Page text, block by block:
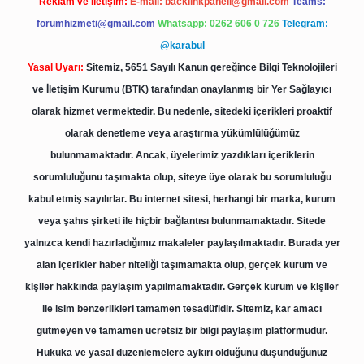
forumhizmeti@gmail.com Whatsapp: 0262 606 0 726 Telegram:
@karabul
Yasal Uyarı: Sitemiz, 5651 Sayılı Kanun gereğince Bilgi Teknolojileri
ve İletişim Kurumu (BTK) tarafından onaylanmış bir Yer Sağlayıcı
olarak hizmet vermektedir. Bu nedenle, sitedeki içerikleri proaktif
olarak denetleme veya araştırma yükümlülüğümüz
bulunmamaktadır. Ancak, üyelerimiz yazdıkları içeriklerin
sorumluluğunu taşımakta olup, siteye üye olarak bu sorumluluğu
kabul etmiş sayılırlar. Bu internet sitesi, herhangi bir marka, kurum
veya şahıs şirketi ile hiçbir bağlantısı bulunmamaktadır. Sitede
yalnızca kendi hazırladığımız makaleler paylaşılmaktadır. Burada yer
alan içerikler haber niteliği taşımamakta olup, gerçek kurum ve
kişiler hakkında paylaşım yapılmamaktadır. Gerçek kurum ve kişiler
ile isim benzerlikleri tamamen tesadüfidir. Sitemiz, kar amacı
gütmeyen ve tamamen ücretsiz bir bilgi paylaşım platformudur.
Hukuka ve yasal düzenlemelere aykırı olduğunu düşündüğünüz